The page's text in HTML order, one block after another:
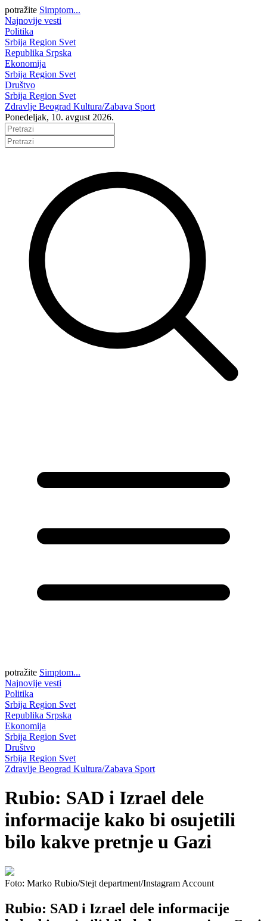
potražite Simptom...
Najnovije vesti
Politika
Srbija Region Svet
Republika Srpska
Ekonomija
Srbija Region Svet
Društvo
Srbija Region Svet
Zdravlje Beograd Kultura/Zabava Sport
Ponedeljak, 10. avgust 2026.
potražite Simptom...
Najnovije vesti
Politika
Srbija Region Svet
Republika Srpska
Ekonomija
Srbija Region Svet
Društvo
Srbija Region Svet
Zdravlje Beograd Kultura/Zabava Sport
Rubio: SAD i Izrael dele
informacije kako bi osujetili
bilo kakve pretnje u Gazi
Foto: Marko Rubio/Stejt department/Instagram Account
Rubio: SAD i Izrael dele informacije